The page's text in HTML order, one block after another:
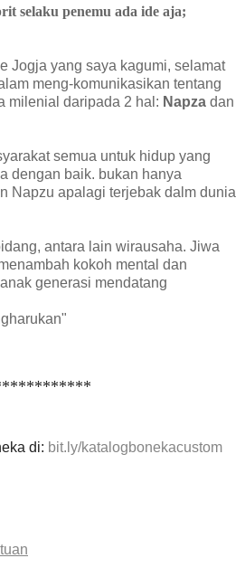
selaku penemu ada ide aja;
Jogja yang saya kagumi, selamat
meng-komunikasikan tentang
milenial daripada 2 hal: Napza dan
semua untuk hidup yang
dengan baik. bukan hanya
Napzu apalagi terjebak dalm dunia
antara lain wirausaha. Jiwa
kokoh mental dan
generasi mendatang
di: bit.ly/katalogbonekacustom